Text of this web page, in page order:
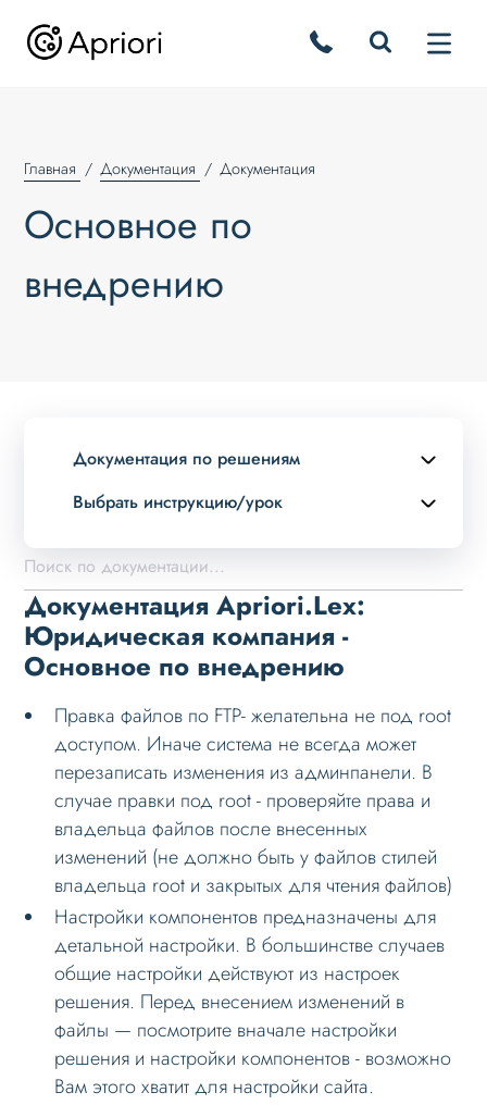
Главная Документация Документация
Основное по
внедрению
Документация по решениям
Выбрать инструкцию/урок
Описание курса
Возможности
Примеры страниц
Установка и обновление
Дизайн
Оформление контента
Слайдер
Мультирегиональность
Меню сайта
Блоки / секции сайта
Личный кабинет
Формы и коммуникации
SEO и оптимизация
Лендинги и посадочные страницы
Документация Apriori.Lex:
Юридическая компания -
Основное по внедрению
Правка файлов по FTP- желательна не под root
доступом. Иначе система не всегда может
перезаписать изменения из админпанели. В
случае правки под root - проверяйте права и
владельца файлов после внесенных
изменений (не должно быть у файлов стилей
владельца root и закрытых для чтения файлов)
Настройки компонентов предназначены для
детальной настройки. В большинстве случаев
общие настройки действуют из настроек
решения. Перед внесением изменений в
файлы — посмотрите вначале настройки
решения и настройки компонентов - возможно
Вам этого хватит для настройки сайта.